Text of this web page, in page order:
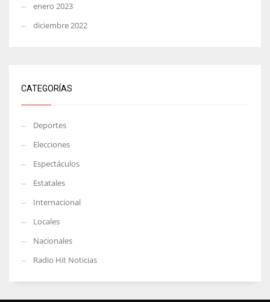
enero 2023
diciembre 2022
CATEGORÍAS
Deportes
Elecciones
Espectáculos
Estatales
Internacional
Locales
Nacionales
Radio Hit Noticias